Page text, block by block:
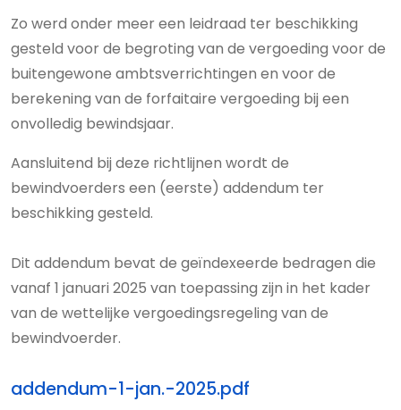
Zo werd onder meer een leidraad ter beschikking
gesteld voor de begroting van de vergoeding voor de
buitengewone ambtsverrichtingen en voor de
berekening van de forfaitaire vergoeding bij een
onvolledig bewindsjaar.
Aansluitend bij deze richtlijnen wordt de
bewindvoerders een (eerste) addendum ter
beschikking gesteld.
Dit addendum bevat de geïndexeerde bedragen die
vanaf 1 januari 2025 van toepassing zijn in het kader
van de wettelijke vergoedingsregeling van de
bewindvoerder.
addendum-1-jan.-2025.pdf